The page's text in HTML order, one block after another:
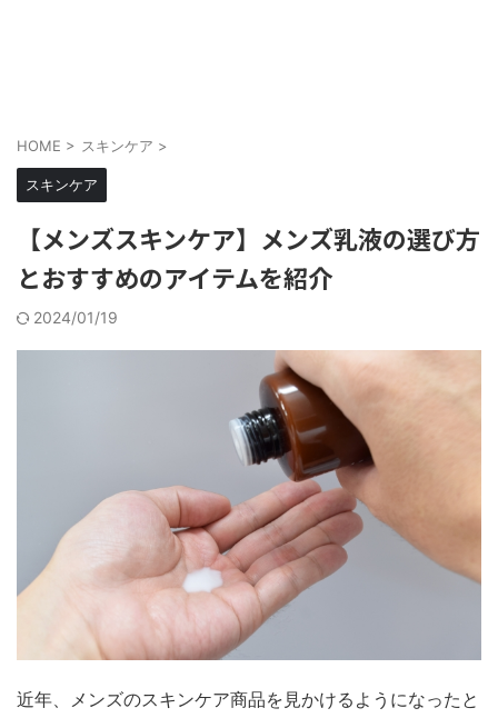
HOME > スキンケア >
スキンケア
【メンズスキンケア】メンズ乳液の選び方
とおすすめのアイテムを紹介
2024/01/19
近年、メンズのスキンケア商品を見かけるようになったと